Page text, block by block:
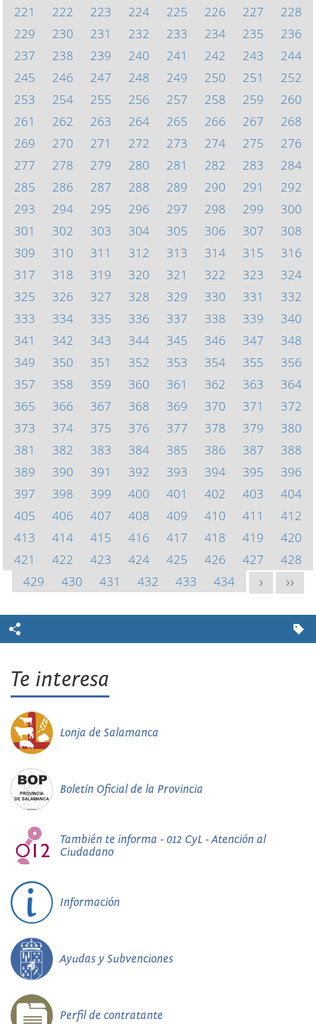
221 222 223 224 225 226 227
228
229
230 231 232 233 234 235
236
237
238 239 240 241 242 243
244
245
246 247 248 249 250 251
252
253
254 255 256 257 258 259
260
261
262 263 264 265 266 267
268
269
270 271 272 273 274 275
276
277
278 279 280 281 282 283
284
285
286 287 288 289 290 291
292
293
294 295 296 297 298 299
300
301
302 303 304 305 306 307
308
309
310 311 312 313 314 315
316
317
318 319 320 321 322 323
324
325
326 327 328 329 330 331
332
333
334 335 336 337 338 339
340
341
342 343 344 345 346 347
348
349
350 351 352 353 354 355
356
357
358 359 360 361 362 363
364
365
366 367 368 369 370 371
372
373
374 375 376 377 378 379
380
381
382 383 384 385 386 387
388
389
390 391 392 393 394 395
396
397
398 399 400 401 402 403
404
405
406 407 408 409 410 411
412
413
414 415 416 417 418 419
420
421
422 423 424 425 426 427
428
429
430 431 432 433 434 > >>
Te interesa
Lonja de Salamanca
Boletín Oficial de la Provincia
También te informa - 012 CyL - Atención al
Ciudadano
Información
Ayudas y Subvenciones
Perfil de contratante